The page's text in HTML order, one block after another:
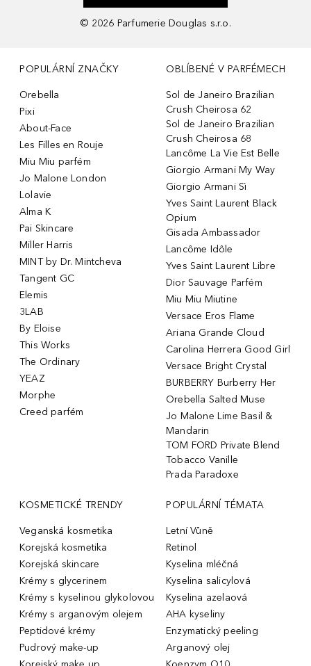
© 2026 Parfumerie Douglas s.r.o.
POPULÁRNÍ ZNAČKY
Orebella
Pixi
About-Face
Les Filles en Rouje
Miu Miu parfém
Jo Malone London
Lolavie
Alma K
Pai Skincare
Miller Harris
MINT by Dr. Mintcheva
Tangent GC
Elemis
3LAB
By Eloise
This Works
The Ordinary
YEAZ
Morphe
Creed parfém
OBLÍBENÉ V PARFÉMECH
Sol de Janeiro Brazilian
Crush Cheirosa 62
Sol de Janeiro Brazilian
Crush Cheirosa 68
Lancôme La Vie Est Belle
Giorgio Armani My Way
Giorgio Armani Sì
Yves Saint Laurent Black
Opium
Gisada Ambassador
Lancôme Idôle
Yves Saint Laurent Libre
Dior Sauvage Parfém
Miu Miu Miutine
Versace Eros Flame
Ariana Grande Cloud
Carolina Herrera Good Girl
Versace Bright Crystal
BURBERRY Burberry Her
Orebella Salted Muse
Jo Malone Lime Basil &
Mandarin
TOM FORD Private Blend
Tobacco Vanille
Prada Paradoxe
KOSMETICKÉ TRENDY
Veganská kosmetika
Korejská kosmetika
Korejská skincare
Krémy s glycerinem
Krémy s kyselinou glykolovou
Krémy s arganovým olejem
Peptidové krémy
Pudrový make-up
POPULÁRNÍ TÉMATA
Letní Vůně
Retinol
Kyselina mléčná
Kyselina salicylová
Kyselina azelaová
AHA kyseliny
Enzymatický peeling
Arganový olej